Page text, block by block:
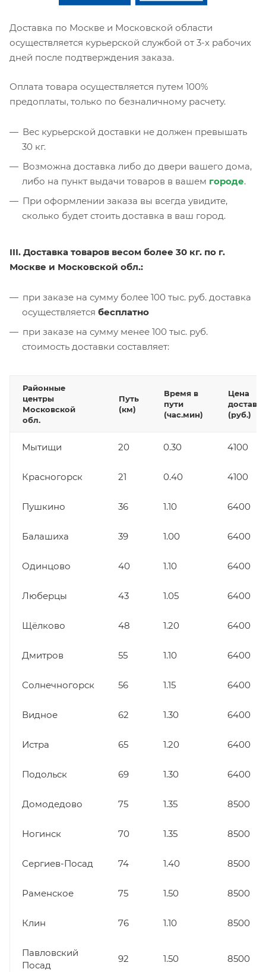
Доставка по Москве и Московской области
осуществляется курьерской службой от 3-х рабочих
дней после подтверждения заказа.
Оплата товара осуществляется путем 100%
предоплаты, только по безналичному расчету.
Вес курьерской доставки не должен превышать
30 кг.
Возможна доставка либо до двери вашего дома,
либо на пункт выдачи товаров в вашем городе.
При оформлении заказа вы всегда увидите,
сколько будет стоить доставка в ваш город.
III. Доставка товаров весом более 30 кг. по г.
Москве и Московской обл.:
при заказе на сумму более 100 тыс. руб. доставка
осуществляется бесплатно
при заказе на сумму менее 100 тыс. руб.
стоимость доставки составляет:
Районные
центры
Московской
обл.
Путь
(км)
Время в
пути
(час.мин)
Цена
(руб.)
Мытищи 20 0.30 4100
Красногорск 21 0.40 4100
Пушкино 36 1.10 6400
Балашиха 39 1.00 6400
Одинцово 40 1.10 6400
Люберцы 43 1.05 6400
Щёлково 48 1.20 6400
Дмитров 55 1.10 6400
Солнечногорск 56 1.15 6400
Видное 62 1.30 6400
Истра 65 1.20 6400
Подольск 69 1.30 6400
Домодедово 75 1.35 8500
Ногинск 70 1.35 8500
Сергиев-Посад 74 1.40 8500
Раменское 75 1.50 8500
Клин 76 1.10 8500
Павловский
Посад
92 1.50 8500